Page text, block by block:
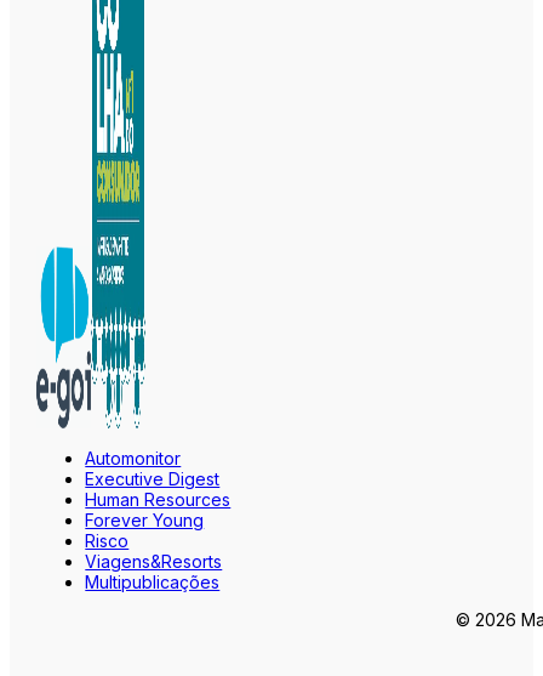
Automonitor
Executive Digest
Human Resources
Forever Young
Risco
Viagens&Resorts
Multipublicações
© 2026